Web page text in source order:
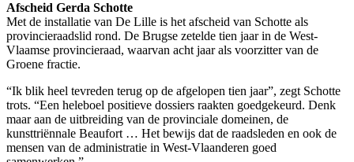
Afscheid Gerda Schotte
Met de installatie van De Lille is het afscheid van Schotte als
provincieraadslid rond. De Brugse zetelde tien jaar in de West-
Vlaamse provincieraad, waarvan acht jaar als voorzitter van de
Groene fractie.
“Ik blik heel tevreden terug op de afgelopen tien jaar”, zegt Schotte
trots. “Een heleboel positieve dossiers raakten goedgekeurd. Denk
maar aan de uitbreiding van de provinciale domeinen, de
kunsttriënnale Beaufort … Het bewijs dat de raadsleden en ook de
mensen van de administratie in West-Vlaanderen goed